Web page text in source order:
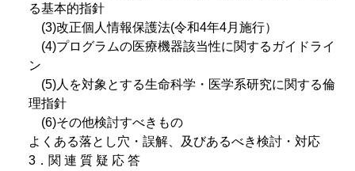
る基本的指針
(3)改正個人情報保護法(令和4年4月施行）
(4)プログラムの医療機器該当性に関するガイドライ
ン
(5)人を対象とする生命科学・医学系研究に関する倫
理指針
(6)その他検討すべきもの
よくある落とし穴・誤解、及びあるべき検討・対応
3．関 連 質 疑 応 答